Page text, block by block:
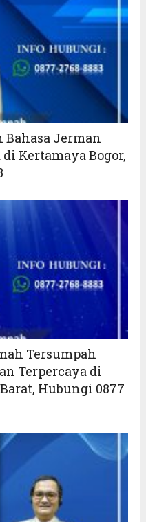
Bahasa Jerman
Kertamaya Bogor,
Tersumpah
Terpercaya di
Hubungi 0877